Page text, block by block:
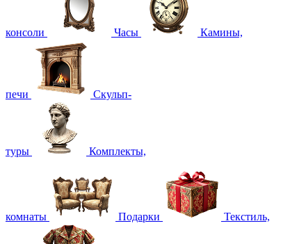
консоли Часы Камины,
печи Скульп-
туры Комплекты,
комнаты Подарки Текстиль,